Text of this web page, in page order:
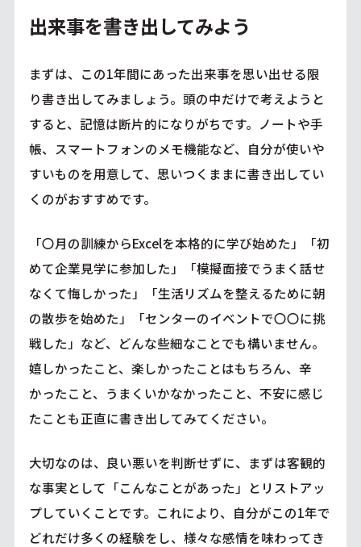
出来事を書き出してみよう
まずは、この1年間にあった出来事を思い出せる限
り書き出してみましょう。頭の中だけで考えようと
すると、記憶は断片的になりがちです。ノートや手
帳、スマートフォンのメモ機能など、自分が使いや
すいものを用意して、思いつくままに書き出してい
くのがおすすめです。
「〇月の訓練からExcelを本格的に学び始めた」「初
めて企業見学に参加した」「模擬面接でうまく話せ
なくて悔しかった」「生活リズムを整えるために朝
の散歩を始めた」「センターのイベントで〇〇に挑
戦した」など、どんな些細なことでも構いません。
嬉しかったこと、楽しかったことはもちろん、辛
かったこと、うまくいかなかったこと、不安に感じ
たことも正直に書き出してみてください。
大切なのは、良い悪いを判断せずに、まずは客観的
な事実として「こんなことがあった」とリストアッ
プしていくことです。これにより、自分がこの1年で
どれだけ多くの経験をし、様々な感情を味わってき